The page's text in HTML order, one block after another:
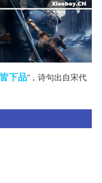
下品”，诗句出自宋代